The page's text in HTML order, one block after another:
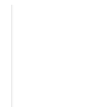
김민석 45.09% 정청래
김민석 52.64% 정청래
미화원 수거차에 치여 사망